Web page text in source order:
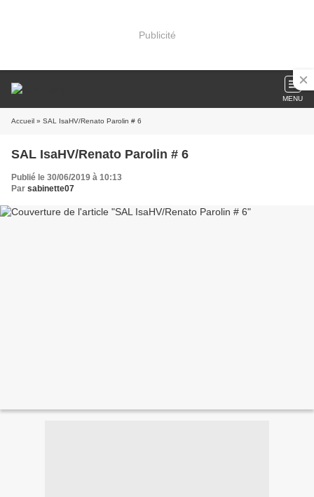
Publicité
MENU
Accueil » SAL IsaHV/Renato Parolin # 6
SAL IsaHV/Renato Parolin # 6
Publié le 30/06/2019 à 10:13
Par sabinette07